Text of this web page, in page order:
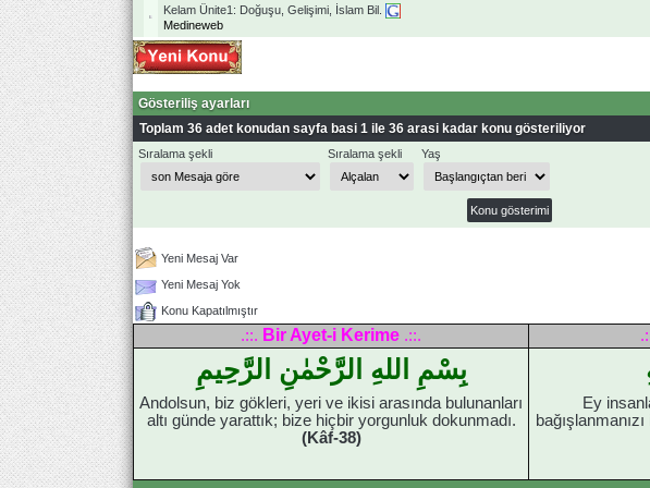
Kelam Ünite1: Doğuşu, Gelişimi, İslam Bil.
Medineweb
Gösteriliş ayarları
Toplam 36 adet konudan sayfa basi 1 ile 36 arasi kadar konu gösteriliyor
Sıralama şekli
Sıralama şekli Yaş
Yeni Mesaj Var
Yeni Mesaj Yok
Konu Kapatılmıştır
.::. Bir Ayet-i Kerime .::.
بِسْمِ اللهِ الرَّحْمٰنِ الرَّحِيمِ
Andolsun, biz gökleri, yeri ve ikisi arasında bulunanları
altı günde yarattık; bize hiçbir yorgunluk dokunmadı.
(Kâf-38)
Ey